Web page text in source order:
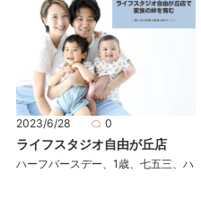
2023/6/28 0
ライフスタジオ自由が丘店
ハーフバースデー、1歳、七五三、ハ